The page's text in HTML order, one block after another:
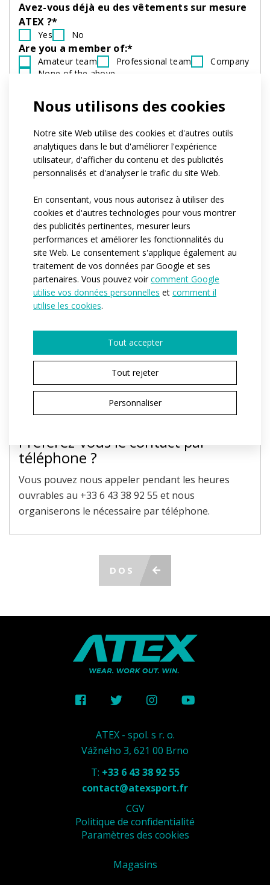
Nous utilisons des cookies
Notre site Web utilise des cookies et d'autres outils
analytiques dans le but d'améliorer l'expérience
utilisateur, d'afficher du contenu et des publicités
personnalisés et d'analyser le trafic du site Web.
En consentant, vous nous autorisez à utiliser des
cookies et d'autres technologies pour vous montrer
des publicités pertinentes, mesurer leurs
performances et améliorer les fonctionnalités du
site Web. Le consentement s'applique également au
traitement de vos données par Google et ses
partenaires. Vous pouvez voircomment Google
utilise vos données personnelles et comment il
utilise les cookies.
Tout accepter
Tout rejeter
Personnaliser
Avez-vous déjà eu des vêtements sur mesure
ATEX ?*
Yes No
Are you a member of:*
Amateur team Professional team
Company
None of the above
name?
Quel est le nombre approximatif de
personnes pour lesquelles nous produirions
les vêtements ?*
1-4 5-10 11-50
plus de 50
centaines de pièces
Quand auriez-vous besoin que nous
commencions la production ?*
Immédiatement
Dans les 3-6 prochains mois
Je n’ai pas encore d’idée
Would you like to tell us more details?
Le champ marqué d'un * est obligatoire.
En envoyant, j'accepte le traitement desdonnées
ENVOYER LA DEMANDE
Préférez-vous le contact par
téléphone ?
Vous pouvez nous appeler pendant les heures
ouvrables au +33 6 43 38 92 55 et nous
organiserons le nécessaire par téléphone.
DOS
ATEX - spol. s r. o.
Vážného 3, 621 00 Brno
T: +33 6 43 38 92 55
contact@atexsport.fr
CGV
Politique de confidentialité
Paramètres des cookies
Magasins